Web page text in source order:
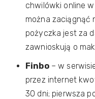
chwilówki online
można zaciągnąć
pożyczka jest za
zawnioskują o
Finbo– w
przez internet
30 dni; pierwsza